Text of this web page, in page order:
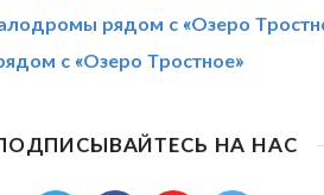
рядом с «Озеро
с «Озеро Тростное»
НА НАС